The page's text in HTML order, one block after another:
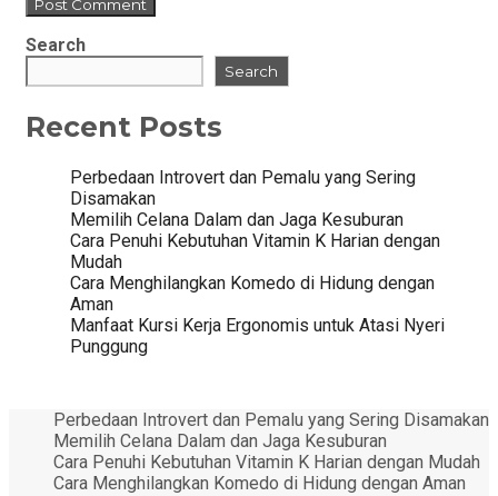
Search
Search
Recent Posts
Perbedaan Introvert dan Pemalu yang Sering
Disamakan
Memilih Celana Dalam dan Jaga Kesuburan
Cara Penuhi Kebutuhan Vitamin K Harian dengan
Mudah
Cara Menghilangkan Komedo di Hidung dengan
Aman
Manfaat Kursi Kerja Ergonomis untuk Atasi Nyeri
Punggung
Perbedaan Introvert dan Pemalu yang Sering Disamakan
Memilih Celana Dalam dan Jaga Kesuburan
Cara Penuhi Kebutuhan Vitamin K Harian dengan Mudah
Cara Menghilangkan Komedo di Hidung dengan Aman